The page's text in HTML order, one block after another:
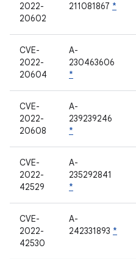
2022-
20602
211081867 *
CVE-
2022-
20604
A-
230463606
*
CVE-
2022-
20608
A-
239239246
*
CVE-
2022-
42529
A-
235292841
*
CVE-
2022-
42530
A-
242331893 *